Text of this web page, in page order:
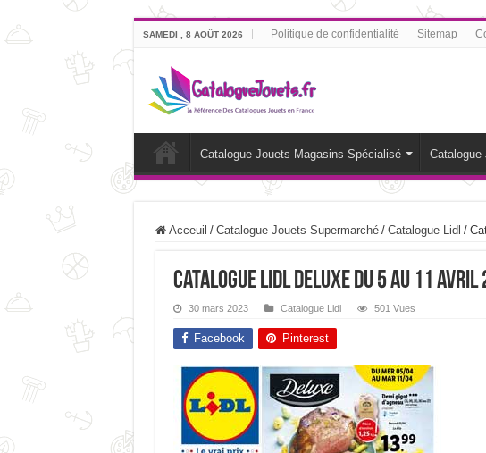
SAMEDI , 8 AOÛT 2026 Politique de confidentialité Sitemap
Catalogue Jouets Magasins Spécialisé Catalogue
Acceuil / Catalogue Jouets Supermarché / Catalogue Lidl /
Catalogue Lidl Deluxe du 5 au 11 Avril
30 mars 2023 Catalogue Lidl 501 Vues
Facebook Pinterest